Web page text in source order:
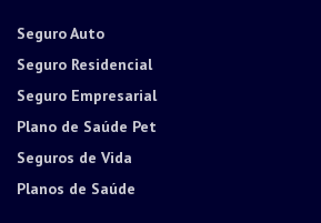
Seguro Auto
Seguro Residencial
Seguro Empresarial
Plano de Saúde Pet
Seguros de Vida
Planos de Saúde